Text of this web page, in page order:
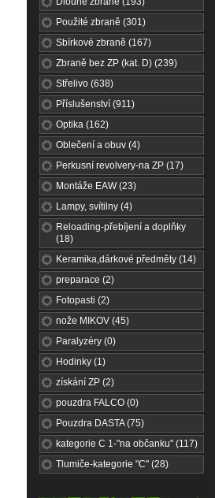
Použité zbraně (301)
Sbírkové zbraně (167)
Zbraně bez ZP (kat. D) (239)
Střelivo (638)
Příslušenství (911)
Optika (162)
Oblečení a obuv (4)
Perkusní revolvery-na ZP (17)
Montáže EAW (23)
Lampy, svítilny (4)
Reloading-přebíjení a doplňky
(18)
Keramika,dárkové předměty (14)
preparace (2)
Fotopasti (2)
nože MIKOV (45)
Paralyzéry (0)
Hodinky (1)
získání ZP (2)
pouzdra FALCO (0)
Pouzdra DASTA (75)
kategorie C 1-"na občanku" (117)
Tlumiče-kategorie "C" (28)